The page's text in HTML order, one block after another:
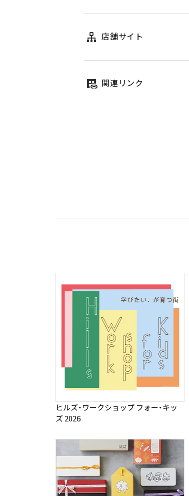
店舗サイト
関連リンク
ヒルズ・ワークショップ フォー・キッ
ズ 2026